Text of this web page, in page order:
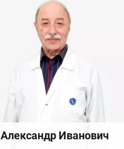
Александр Иванович